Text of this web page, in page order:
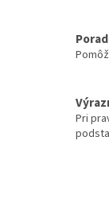
Pri